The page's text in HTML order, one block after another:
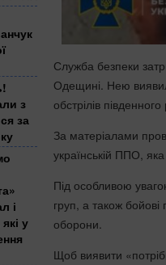
з
за
і
у
Служба безпеки
Одещині. Нею
обстрілів
За матеріалами
українській ППО,
Під особливою
груп, а також бойові
оборони.
Щоб виявити